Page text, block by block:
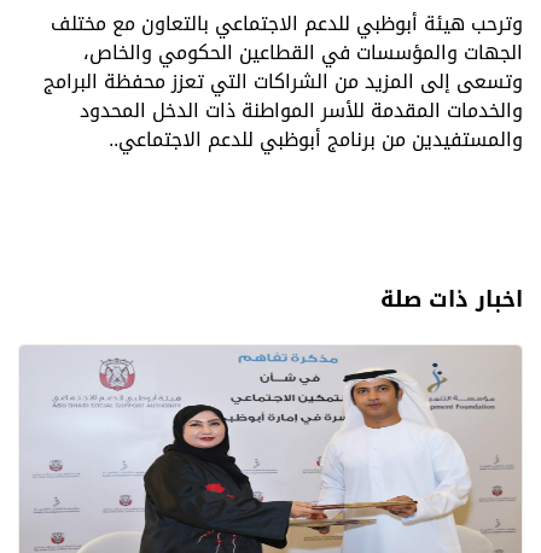
وترحب هيئة أبوظبي للدعم الاجتماعي بالتعاون مع مختلف
الجهات والمؤسسات في القطاعين الحكومي والخاص،
وتسعى إلى المزيد من الشراكات التي تعزز محفظة البرامج
والخدمات المقدمة للأسر المواطنة ذات الدخل المحدود
والمستفيدين من برنامج أبوظبي للدعم الاجتماعي..
اخبار ذات صلة